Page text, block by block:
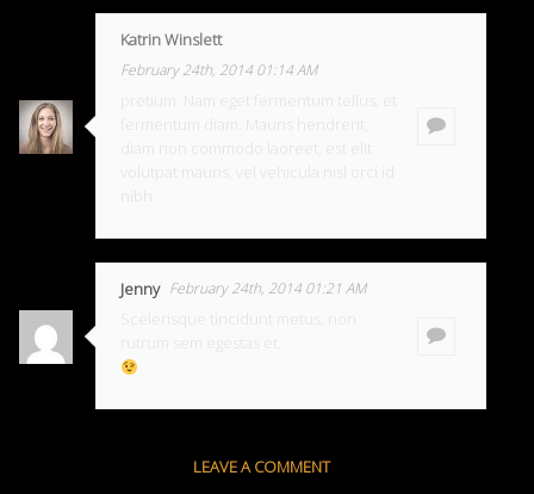
Katrin Winslett
February 24th, 2014 01:14 AM
pretium. Nam eget fermentum tellus, et
fermentum diam. Mauris hendrerit,
diam non commodo laoreet, est elit
volutpat mauris, vel vehicula nisl orci id
Jenny February 24th, 2014 01:21 AM
Scelerisque tincidunt metus, non
rutrum sem egestas et.
LEAVE A COMMENT